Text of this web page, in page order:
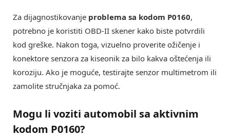
Za dijagnostikovanje problema sa kodom P0160,
potrebno je koristiti OBD-II skener kako biste potvrdili
kod greške. Nakon toga, vizuelno proverite ožičenje i
konektore senzora za kiseonik za bilo kakva oštećenja ili
koroziju. Ako je moguće, testirajte senzor multimetrom ili
zamolite stručnjaka za pomoć.
Mogu li voziti automobil sa aktivnim
kodom P0160?